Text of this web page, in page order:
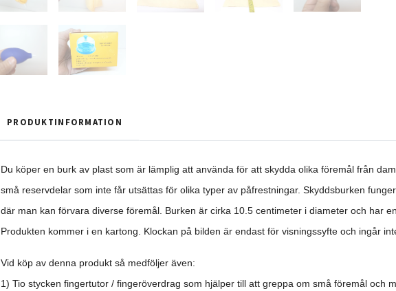
PRODUKTINFORMATION
Du köper en burk av plast som är lämplig att använda för att skydda olika föremål från
små reservdelar som inte får utsättas för olika typer av påfrestningar. Skyddsburken
där man kan förvara diverse föremål. Burken är cirka 10.5 centimeter i diameter och har
Produkten kommer i en kartong. Klockan på bilden är endast för visningssyfte och ingår
Vid köp av denna produkt så medföljer även:
1) Tio stycken fingertutor / fingeröverdrag som hjälper till att greppa om små föremål och